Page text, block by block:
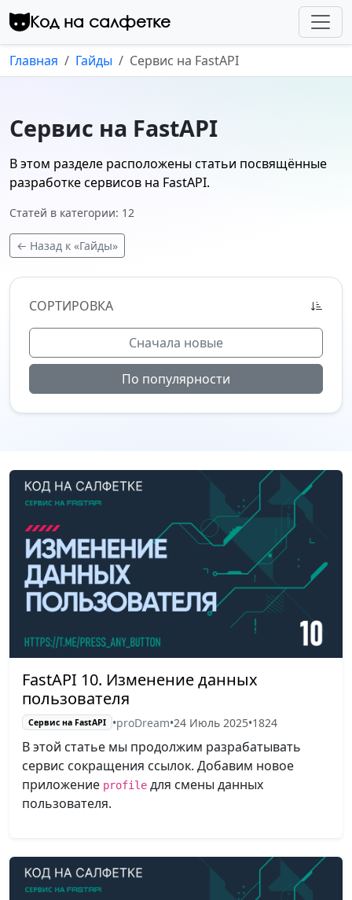
Перейти к контенту
Код на салфетке
Главная Гайды Сервис на FastAPI
Сервис на FastAPI
В этом разделе расположены статьи посвящённые
разработке сервисов на FastAPI.
Статей в категории: 12
← Назад к «Гайды»
СОРТИРОВКА
Сначала новые
По популярности
FastAPI 10. Изменение данных
пользователя
Сервис на FastAPI •proDream•24 Июль 2025•1824
В этой статье мы продолжим разрабатывать
сервис сокращения ссылок. Добавим новое
приложение profile для смены данных
пользователя.